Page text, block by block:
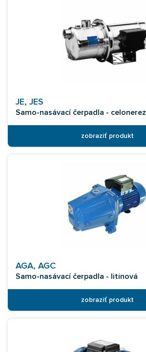
JE, JES
Samo-nasávací čerpadla -
zobraziť produkt
AGA, AGC
Samo-nasávací čerpadla - litinová
zobraziť produkt